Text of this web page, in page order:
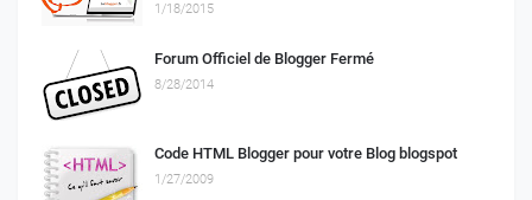
1/18/2015
Forum Officiel de Blogger Fermé
8/28/2014
Code HTML Blogger pour votre Blog blogspot
1/27/2009